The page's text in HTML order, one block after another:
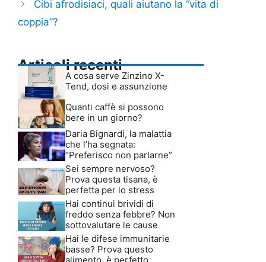
Cibi afrodisiaci, quali aiutano la “vita di
coppia”?
Articoli recenti
A cosa serve Zinzino X-
Tend, dosi e assunzione
Quanti caffè si possono
bere in un giorno?
Daria Bignardi, la malattia
che l’ha segnata:
“Preferisco non parlarne”
Sei sempre nervoso?
Prova questa tisana, è
perfetta per lo stress
Hai continui brividi di
freddo senza febbre? Non
sottovalutare le cause
Hai le difese immunitarie
basse? Prova questo